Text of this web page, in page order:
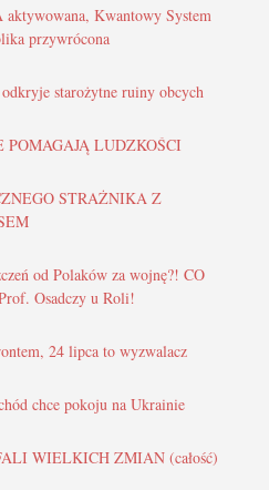
Kwantowy System
przywrócona
starożytne ruiny obcych
LUDZKOŚCI
STRAŻNIKA Z
od Polaków za wojnę?! CO
Osadczy u Roli!
24 lipca to wyzwalacz
chce pokoju na Ukrainie
WIELKICH ZMIAN (całość)